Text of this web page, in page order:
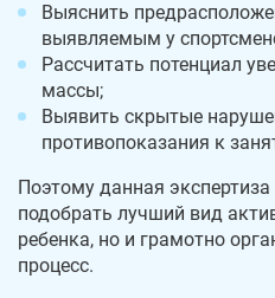
Выяснить
выявляемым у
Рассчитать потенциал
массы;
Выявить скрытые
противопоказания к
Поэтому данная
подобрать лучший вид
ребенка, но и грамотно
процесс.